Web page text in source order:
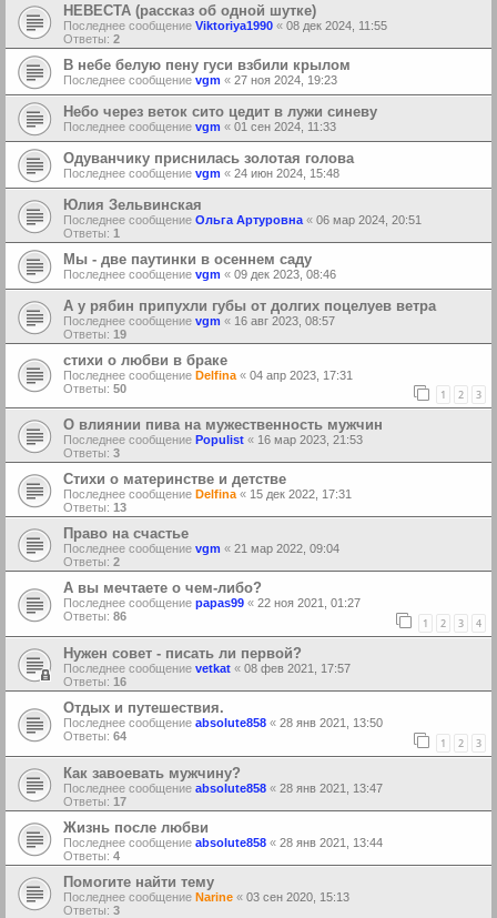
НЕВЕСТА (рассказ об одной шутке)
Последнее сообщение Viktoriya1990 « 08 дек 2024, 11:55
Ответы: 2
В небе белую пену гуси взбили крылом
Последнее сообщение vgm « 27 ноя 2024, 19:23
Небо через веток сито цедит в лужи синеву
Последнее сообщение vgm « 01 сен 2024, 11:33
Одуванчику приснилась золотая голова
Последнее сообщение vgm « 24 июн 2024, 15:48
Юлия Зельвинская
Последнее сообщение Ольга Артуровна « 06 мар 2024, 20:51
Ответы: 1
Мы - две паутинки в осеннем саду
Последнее сообщение vgm « 09 дек 2023, 08:46
А у рябин припухли губы от долгих поцелуев ветра
Последнее сообщение vgm « 16 авг 2023, 08:57
Ответы: 19
стихи о любви в браке
Последнее сообщение Delfina « 04 апр 2023, 17:31
Ответы: 50 1 2 3
О влиянии пива на мужественность мужчин
Последнее сообщение Populist « 16 мар 2023, 21:53
Ответы: 3
Стихи о материнстве и детстве
Последнее сообщение Delfina« 15 дек 2022, 17:31
Ответы: 13
Право на счастье
Последнее сообщение vgm « 21 мар 2022, 09:04
Ответы: 2
А вы мечтаете о чем-либо?
Последнее сообщение papas99 « 22 ноя 2021, 01:27
Ответы: 86 1 2 3 4
Нужен совет - писать ли первой?
Последнее сообщение vetkat « 08 фев 2021, 17:57
Ответы: 16
Отдых и путешествия.
Последнее сообщение absolute858 « 28 янв 2021, 13:50
Ответы: 64 1 2 3
Как завоевать мужчину?
Последнее сообщение absolute858 « 28 янв 2021, 13:47
Ответы: 17
Жизнь после любви
Последнее сообщение absolute858 « 28 янв 2021, 13:44
Ответы: 4
Помогите найти тему
Последнее сообщение Narine « 03 сен 2020, 15:13
Ответы: 3